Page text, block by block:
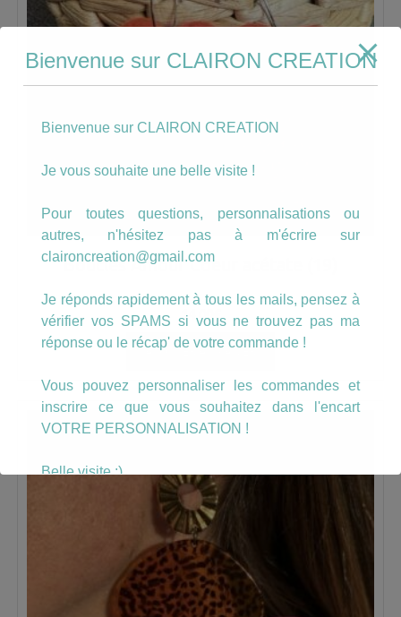
Boucles Amour Coeur acétate (19)
14.00€
AJOUTER AU PANIER
Bienvenue sur CLAIRON CREATION
Bienvenue sur CLAIRON CREATION
Je vous souhaite une belle visite !
Pour toutes questions, personnalisations ou
autres, n'hésitez pas à m'écrire sur
claironcreation@gmail.com
Je réponds rapidement à tous les mails, pensez à
vérifier vos SPAMS si vous ne trouvez pas ma
réponse ou le récap' de votre commande !
Vous pouvez personnaliser les commandes et
inscrire ce que vous souhaitez dans l'encart
VOTRE PERSONNALISATION !
Belle visite :)